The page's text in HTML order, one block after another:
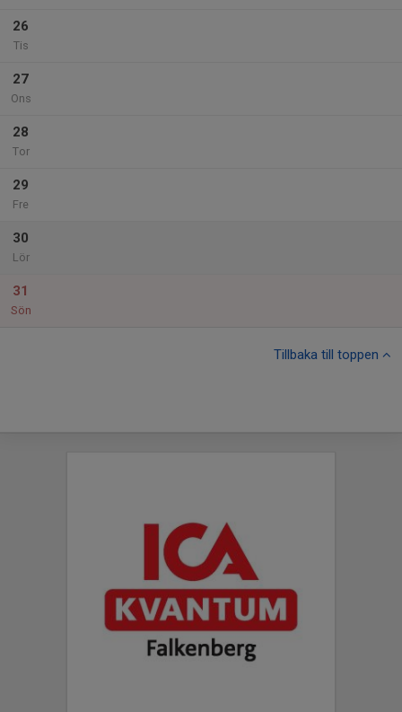
26
Tis
27
Ons
28
Tor
29
Fre
30
Lör
31
Sön
Tillbaka till toppen